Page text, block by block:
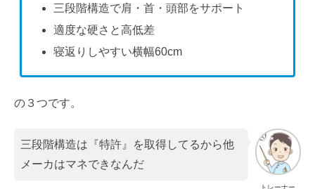
三段階構造で肩・首・頭部をサポート
適度な硬さと高低差
寝返りしやすい横幅60cm
の３つです。
トレーナー
三段階構造は『特許』を取得してるから他
メーカはマネできなんだ